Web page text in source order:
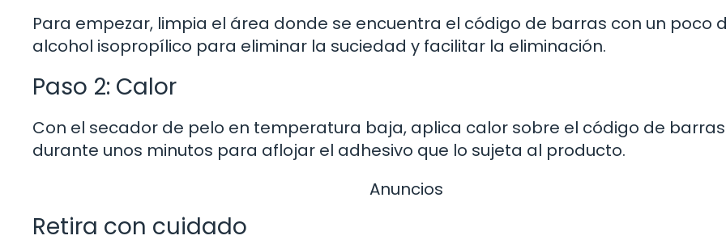
Para empezar, limpia el área donde se encuentra el código de barras con un poco
alcohol isopropílico para eliminar la suciedad y facilitar la eliminación.
Paso 2: Calor
Con el secador de pelo en temperatura baja, aplica calor sobre el código de barras
durante unos minutos para aflojar el adhesivo que lo sujeta al producto.
Anuncios
Retira con cuidado